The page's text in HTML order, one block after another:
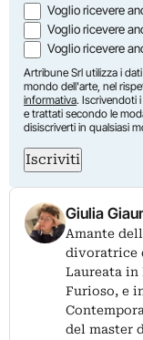
Voglio ricevere
Voglio ricevere
Voglio ricevere
Artribune Srl utilizza i
mondo dell'arte, nel
informativa. Iscrivendoti
e trattati secondo le
disiscriverti in qualsiasi
Iscriviti
Giulia
Amante
divoratrice
Laureata in
Furioso, e
del master